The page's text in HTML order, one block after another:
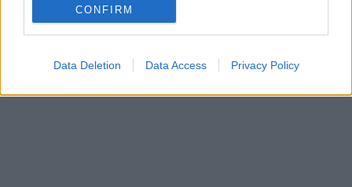
CONFIRM
Data Deletion Data Access Privacy Policy